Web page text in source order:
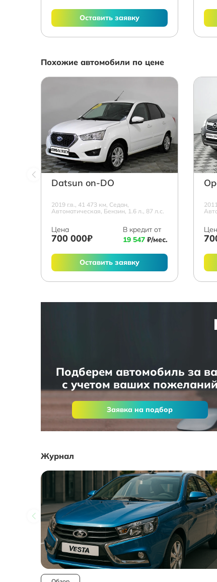
Оставить заявку
Похожие автомобили по цене
Datsun on-DO
2019 г.в., 41 473 км, Седан,
Автоматическая, Бензин, 1.6 л., 87 л.с.
Цена
700 000₽
В кредит от
19 547 ₽/мес.
Оставить заявку
Подберем автомобиль за
с учетом ваших пожеланий
Заявка на подбор
Журнал